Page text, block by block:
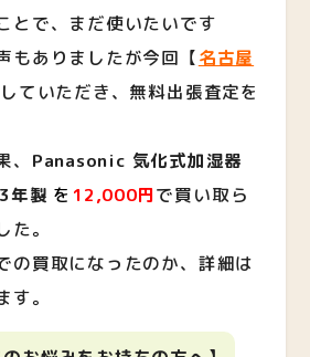
とで、まだ使いたいです
もありましたが今回【名古屋
ていただき、無料出張査定を
Panasonic 気化式加湿器
年製 を 12,000円で買い取ら
。
の買取になったのか、詳細は
。